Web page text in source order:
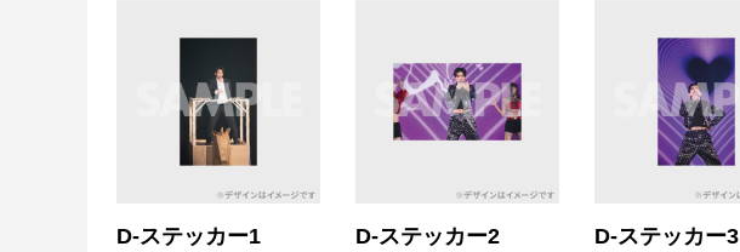
D-ステッカー1 D-ステッカー2 D-ステッカー3